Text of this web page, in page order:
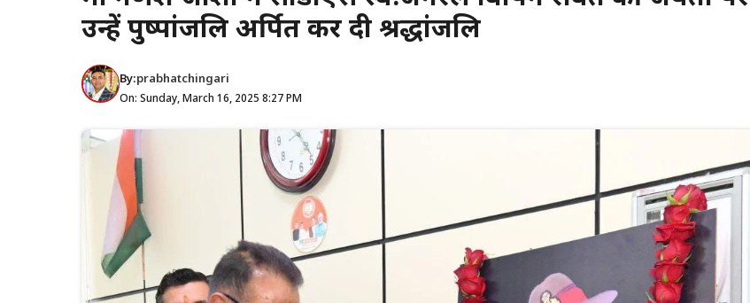
उन्हें पुष्पांजलि अर्पित कर दी श्रद्धांजलि
By:prabhatchingari
On: Sunday, March 16, 2025 8:27 PM